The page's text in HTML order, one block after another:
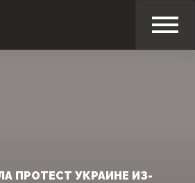
ПРОТЕСТ УКРАИНЕ ИЗ-